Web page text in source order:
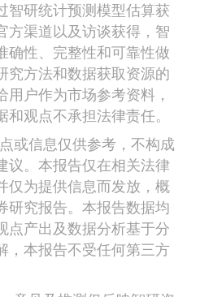
智研统计预测模型估算获
方渠道以及访谈获得，智
确性、完整性和可靠性做
究方法和数据获取资源的
用户作为市场参考资料，
观点不承担法律责任。
或信息仅供参考，不构成
议。本报告仅在相关法律
仅为提供信息而发放，概
研究报告。本报告数据均
点产出及数据分析基于分
，本报告不受任何第三方